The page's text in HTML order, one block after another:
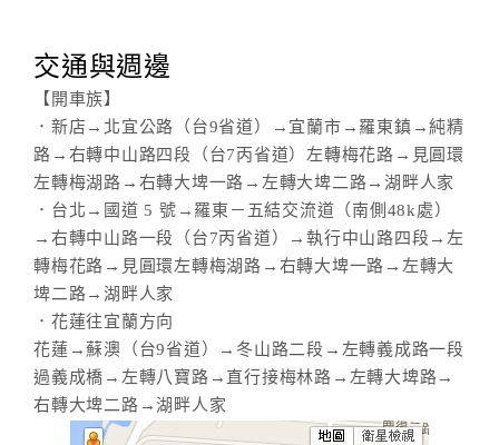
交通與週邊
【開車族】
．新店→北宜公路（台9省道）→宜蘭市→羅東鎮→純精
路→右轉中山路四段（台7丙省道）左轉梅花路→見圓環
左轉梅湖路→右轉大埤一路→左轉大埤二路→湖畔人家
．台北→國道 5 號→羅東－五結交流道（南側48k處）
→右轉中山路一段（台7丙省道）→執行中山路四段→左
轉梅花路→見圓環左轉梅湖路→右轉大埤一路→左轉大
埤二路→湖畔人家
．花蓮往宜蘭方向
花蓮→蘇澳（台9省道）→冬山路二段→左轉義成路一段
過義成橋→左轉八寶路→直行接梅林路→左轉大埤路→
右轉大埤二路→湖畔人家